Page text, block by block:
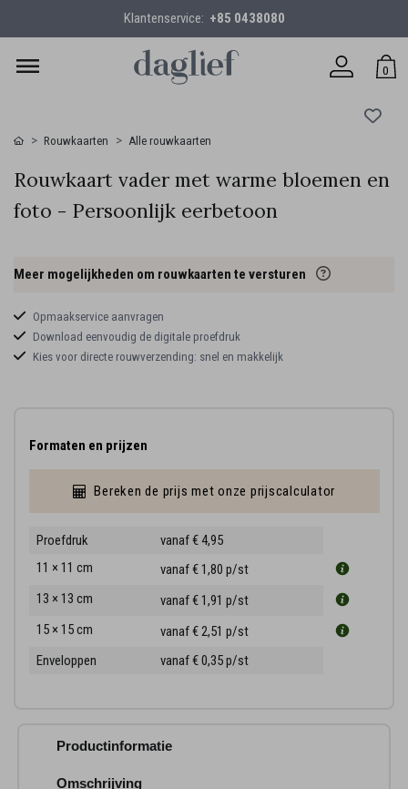
Klantenservice: +85 0438080
0
Rouwkaarten Alle rouwkaarten
Rouwkaart vader met warme bloemen en
foto - Persoonlijk eerbetoon
Meer mogelijkheden om rouwkaarten te versturen
Opmaakservice aanvragen
Download eenvoudig de digitale proefdruk
Kies voor directe rouwverzending: snel en makkelijk
Formaten en prijzen
Bereken de prijs met onze prijscalculator
Proefdruk
vanaf € 4,95
11 × 11 cm
vanaf € 1,80 p/st
13 × 13 cm
vanaf € 1,91 p/st
15 × 15 cm
vanaf € 2,51 p/st
Enveloppen
vanaf € 0,35p/st
Productinformatie
Omschrijving